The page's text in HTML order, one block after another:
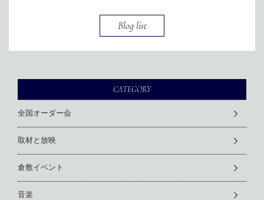
Blog list
CATEGORY
全国オーダー会
取材と放映
倉敷イベント
音楽